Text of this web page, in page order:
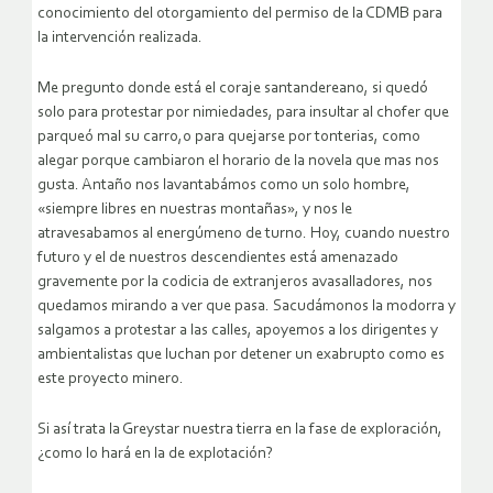
conocimiento del otorgamiento del permiso de la CDMB para
la intervención realizada.
Me pregunto donde está el coraje santandereano, si quedó
solo para protestar por nimiedades, para insultar al chofer que
parqueó mal su carro,o para quejarse por tonterias, como
alegar porque cambiaron el horario de la novela que mas nos
gusta. Antaño nos lavantabámos como un solo hombre,
«siempre libres en nuestras montañas», y nos le
atravesabamos al energúmeno de turno. Hoy, cuando nuestro
futuro y el de nuestros descendientes está amenazado
gravemente por la codicia de extranjeros avasalladores, nos
quedamos mirando a ver que pasa. Sacudámonos la modorra y
salgamos a protestar a las calles, apoyemos a los dirigentes y
ambientalistas que luchan por detener un exabrupto como es
este proyecto minero.
Si así trata la Greystar nuestra tierra en la fase de exploración,
¿como lo hará en la de explotación?